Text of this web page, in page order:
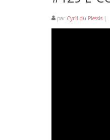
par Cyril du Plessis |